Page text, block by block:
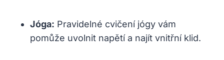
Jóga: Pravidelné cvičení jógy vám
pomůže uvolnit napětí a najít vnitřní klid.